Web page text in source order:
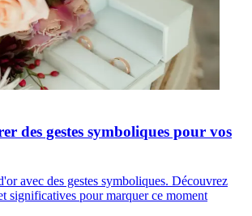
des gestes symboliques pour vos
avec des gestes symboliques. Découvrez
significatives pour marquer ce moment